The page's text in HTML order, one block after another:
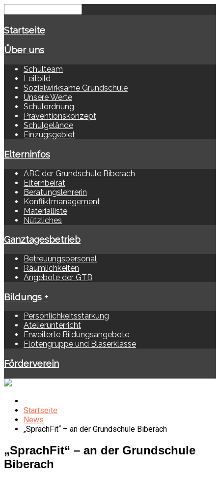
Startseite
Über uns
Schulteam
Leitbild
Sozialwirksame Grundschule
Unsere Werte
Schulordnung
Präventionskonzept
Schulgelände
Einzugsgebiet
Elterninfos
ABC der Grundschule Biberach
Elternbeirat
Beratungslehrerin
Konfliktmanagement
Materialliste
Nützliches
Ganztagesbetrieb
Betreuungspersonal
Räumlichkeiten
Angebote der GTB
Bildungs +
Persönlichkeitsstärkung
Atelierunterricht
Erweiterte Bildungsangebote
Flötengruppe und Bläserklasse
Förderverein
Startseite
News
„SprachFit“ – an der Grundschule Biberach
„SprachFit“ – an der Grundschule
Biberach